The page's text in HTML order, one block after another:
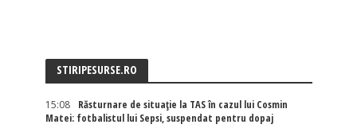
STIRIPESURSE.RO
15:08
Răsturnare de situație la TAS în cazul lui Cosmin
Matei: fotbalistul lui Sepsi, suspendat pentru dopaj